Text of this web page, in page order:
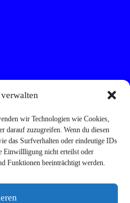
wir Technologien wie Cookies,
darauf zuzugreifen. Wenn du diesen
das Surfverhalten oder eindeutige IDs
Einwillligung nicht erteilst oder
Funktionen beeinträchtigt werden.